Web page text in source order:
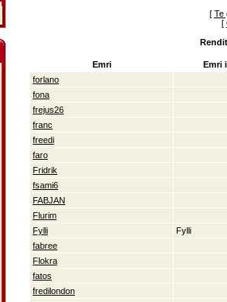
[ Te
[
Emri
Emri
forlano
fona
frejus26
franc
freedi
faro
Fridrik
fsami6
FABJAN
Flurim
Fylli
Fylli
fabree
Flokra
fatos
fredilondon